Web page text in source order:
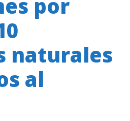
por
naturales
al